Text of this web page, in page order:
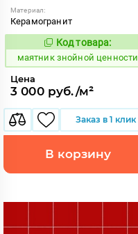
Материал:
Керамогранит
925992
Код товара:
маятник знойной ценности
Цена
3 000 руб./м²
Заказ в 1 клик
В корзину